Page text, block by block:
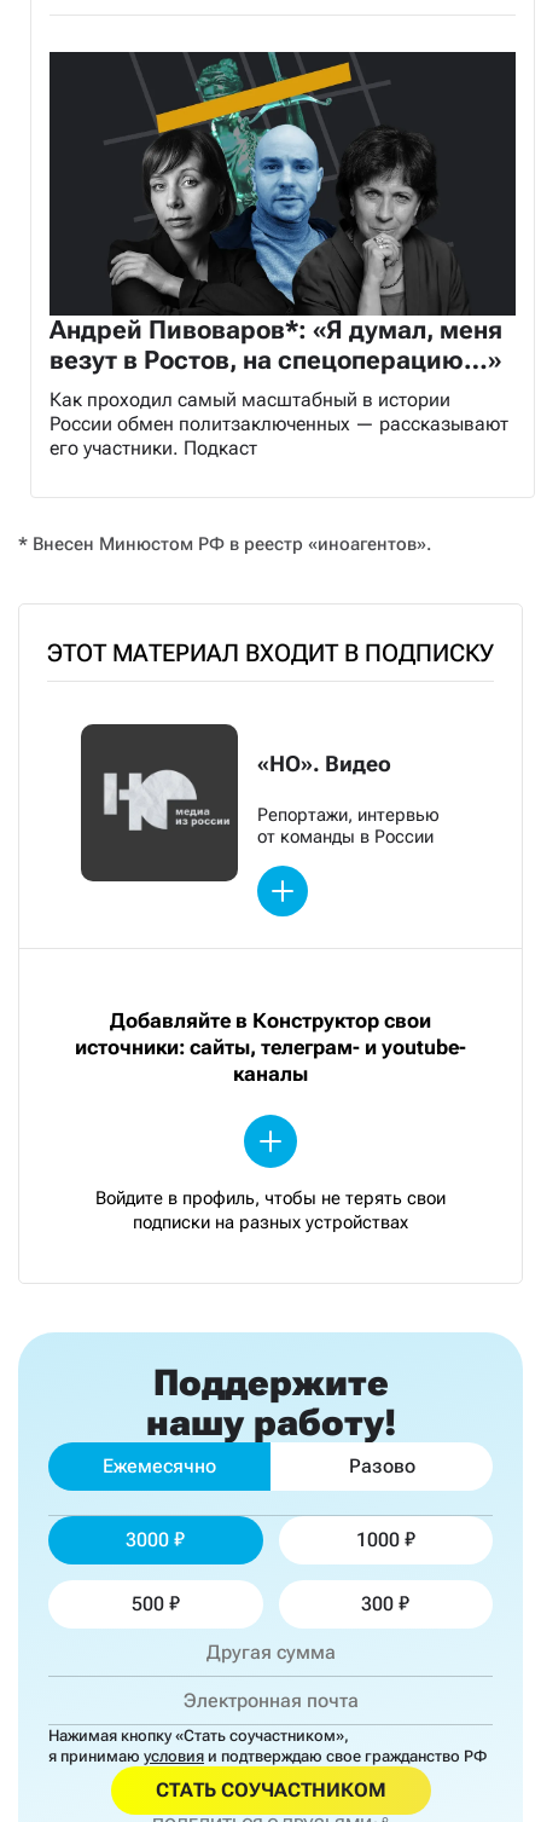
Андрей Пивоваров*: «Я думал, меня
везут в Ростов, на спецоперацию…»
Как проходил самый масштабный в истории
России обмен политзаключенных — рассказывают
его участники. Подкаст
* Внесен Минюстом РФ в реестр «иноагентов».
ЭТОТ МАТЕРИАЛ ВХОДИТ В ПОДПИСКУ
«НО». Видео
Репортажи, интервью
от команды в России
Добавляйте в Конструктор свои
источники: сайты, телеграм- и youtube-
каналы
Войдите в профиль, чтобы не терять свои
подписки на разных устройствах
Поддержите
нашу работу!
Ежемесячно Разово
3000 1000
500 300
Нажимая кнопку «Стать соучастником»,
я принимаю условия и подтверждаю свое гражданство РФ
СТАТЬ СОУЧАСТНИКОМ